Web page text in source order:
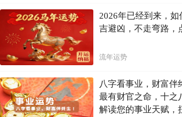
2026年已经到来，
吉避凶，不走弯路，
流年运势
八字看事业，财富伴
最有财官之命，十之
解读您的事业天赋，